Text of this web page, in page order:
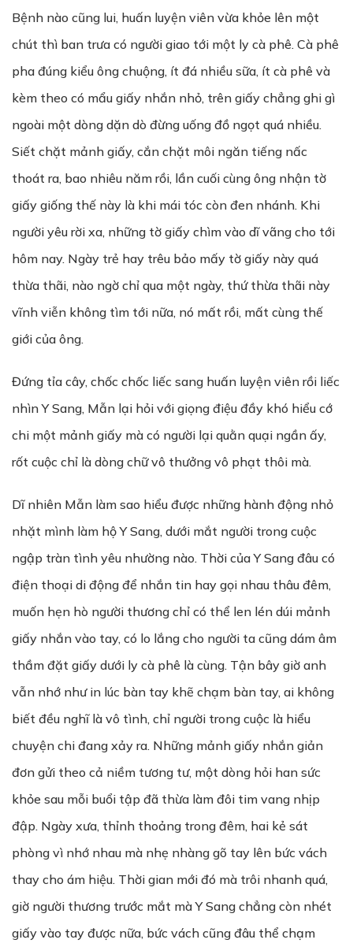
Bệnh nào cũng lui, huấn luyện viên vừa khỏe lên một
chút thì ban trưa có người giao tới một ly cà phê. Cà phê
pha đúng kiểu ông chuộng, ít đá nhiều sữa, ít cà phê và
kèm theo có mẩu giấy nhắn nhỏ, trên giấy chẳng ghi gì
ngoài một dòng dặn dò đừng uống đồ ngọt quá nhiều.
Siết chặt mảnh giấy, cắn chặt môi ngăn tiếng nấc
thoát ra, bao nhiêu năm rồi, lần cuối cùng ông nhận tờ
giấy giống thế này là khi mái tóc còn đen nhánh. Khi
người yêu rời xa, những tờ giấy chìm vào dĩ vãng cho tới
hôm nay. Ngày trẻ hay trêu bảo mấy tờ giấy này quá
thừa thãi, nào ngờ chỉ qua một ngày, thứ thừa thãi này
vĩnh viễn không tìm tới nữa, nó mất rồi, mất cùng thế
giới của ông.
Đứng tỉa cây, chốc chốc liếc sang huấn luyện viên rồi liếc
nhìn Y Sang, Mẫn lại hỏi với giọng điệu đầy khó hiểu cớ
chi một mảnh giấy mà có người lại quằn quại ngần ấy,
rốt cuộc chỉ là dòng chữ vô thưởng vô phạt thôi mà.
Dĩ nhiên Mẫn làm sao hiểu được những hành động nhỏ
nhặt mình làm hộ Y Sang, dưới mắt người trong cuộc
ngập tràn tình yêu nhường nào. Thời của Y Sang đâu có
điện thoại di động để nhắn tin hay gọi nhau thâu đêm,
muốn hẹn hò người thương chỉ có thể len lén dúi mảnh
giấy nhắn vào tay, có lo lắng cho người ta cũng dám âm
thầm đặt giấy dưới ly cà phê là cùng. Tận bây giờ anh
vẫn nhớ như in lúc bàn tay khẽ chạm bàn tay, ai không
biết đều nghĩ là vô tình, chỉ người trong cuộc là hiểu
chuyện chi đang xảy ra. Những mảnh giấy nhắn giản
đơn gửi theo cả niềm tương tư, một dòng hỏi han sức
khỏe sau mỗi buổi tập đã thừa làm đôi tim vang nhịp
đập. Ngày xưa, thỉnh thoảng trong đêm, hai kẻ sát
phòng vì nhớ nhau mà nhẹ nhàng gõ tay lên bức vách
thay cho ám hiệu. Thời gian mới đó mà trôi nhanh quá,
giờ người thương trước mắt mà Y Sang chẳng còn nhét
giấy vào tay được nữa, bức vách cũng đâu thể chạm